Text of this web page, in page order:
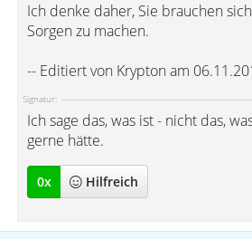
Ich denke daher, Sie brauchen
Sorgen zu machen.
-- Editiert von Krypton am
Signatur:
Ich sage das, was ist - nicht das,
gerne hätte.
0x Hilfreich